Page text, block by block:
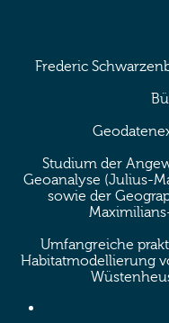
Frederic
Studium der
Geoanalyse (Julius-
sowie der
Umfangreiche
Habitatmodellierung